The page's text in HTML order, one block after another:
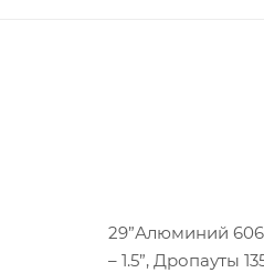
29”Алюминий
– 1.5”, Дропауты